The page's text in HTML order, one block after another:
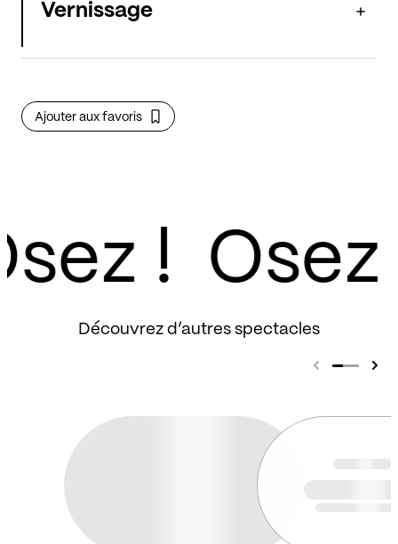
Vernissage
Ajouter aux favoris
!
Découvrez d’autres spectacles